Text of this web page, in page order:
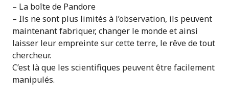
– La boîte de Pandore
– Ils ne sont plus limités à l’observation, ils peuvent
maintenant fabriquer, changer le monde et ainsi
laisser leur empreinte sur cette terre, le rêve de tout
chercheur.
C’est là que les scientifiques peuvent être facilement
manipulés.